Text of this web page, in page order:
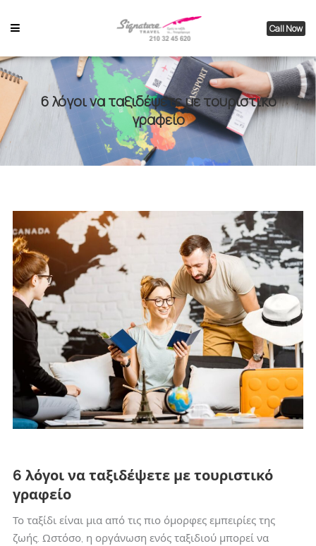
Call Now
6 λόγοι να ταξιδέψετε με τουριστικό
γραφείο
6 λόγοι να ταξιδέψετε με τουριστικό
γραφείο
Το ταξίδι είναι μια από τις πιο όμορφες εμπειρίες της
ζωής. Ωστόσο, η οργάνωση ενός ταξιδιού μπορεί να